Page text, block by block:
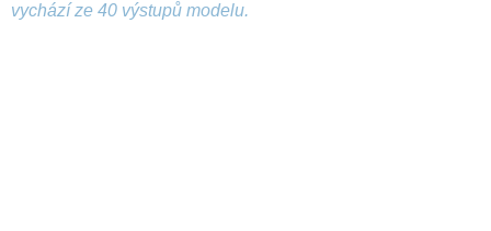
vychází ze 40 výstupů modelu.